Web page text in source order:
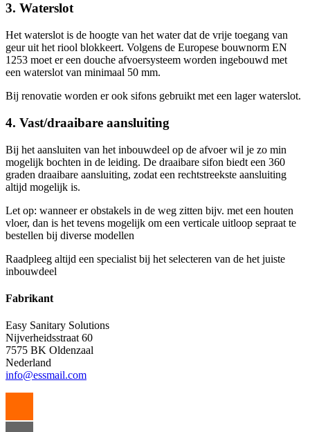
3. Waterslot
Het waterslot is de hoogte van het water dat de vrije toegang van
geur uit het riool blokkeert. Volgens de Europese bouwnorm EN
1253 moet er een douche afvoersysteem worden ingebouwd met
een waterslot van minimaal 50 mm.
Bij renovatie worden er ook sifons gebruikt met een lager waterslot.
4. Vast/draaibare aansluiting
Bij het aansluiten van het inbouwdeel op de afvoer wil je zo min
mogelijk bochten in de leiding. De draaibare sifon biedt een 360
graden draaibare aansluiting, zodat een rechtstreekste aansluiting
altijd mogelijk is.
Let op: wanneer er obstakels in de weg zitten bijv. met een houten
vloer, dan is het tevens mogelijk om een verticale uitloop sepraat te
bestellen bij diverse modellen
Raadpleeg altijd een specialist bij het selecteren van de het juiste
inbouwdeel
Fabrikant
Easy Sanitary Solutions
Nijverheidsstraat 60
7575 BK Oldenzaal
Nederland
info@essmail.com